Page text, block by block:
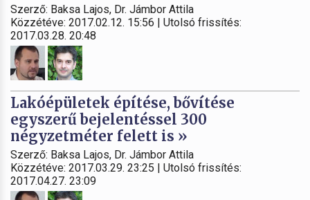
Szerző: Baksa Lajos, Dr. Jámbor Attila
Közzétéve: 2017.02.12. 15:56 | Utolsó frissítés:
2017.03.28. 20:48
Lakóépületek építése, bővítése
egyszerű bejelentéssel 300
négyzetméter felett is »
Szerző: Baksa Lajos, Dr. Jámbor Attila
Közzétéve: 2017.03.29. 23:25 | Utolsó frissítés:
2017.04.27. 23:09